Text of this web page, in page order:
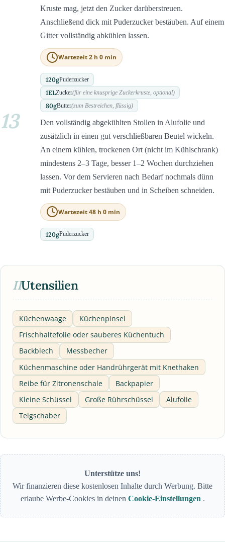
Kruste mag, jetzt den Zucker darüberstreuen.
Anschließend dick mit Puderzucker bestäuben. Auf einem
Gitter vollständig abkühlen lassen.
Wartezeit 2 h 0 min
120gPuderzucker
1ELZucker(für eine knusprige Zuckerkruste, optional)
80gButter(zum Bestreichen, flüssig)
13
Den vollständig abgekühlten Stollen in Alufolie und
zusätzlich in einen gut verschließbaren Beutel wickeln.
An einem kühlen, trockenen Ort (nicht im Kühlschrank)
mindestens 2–3 Tage, besser 1–2 Wochen durchziehen
lassen. Vor dem Servieren nach Bedarf nochmals dünn
mit Puderzucker bestäuben und in Scheiben schneiden.
Wartezeit 48 h 0 min
120gPuderzucker
IIUtensilien
Küchenwaage
Küchenpinsel
Frischhaltefolie oder sauberes Küchentuch
Backblech
Messbecher
Küchenmaschine oder Handrührgerät mit Knethaken
Reibe für Zitronenschale
Backpapier
Kleine Schüssel
Große Rührschüssel
Alufolie
Teigschaber
Unterstütze uns!
Wir finanzieren diese kostenlosen Inhalte durch Werbung. Bitte
erlaube Werbe-Cookies in deinen Cookie-Einstellungen .